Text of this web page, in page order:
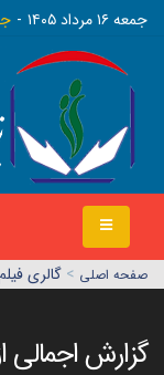
جمعه ١٦ مرداد ١٤٠٥
صفحه اصلي > گالری
گزارش اجمالی